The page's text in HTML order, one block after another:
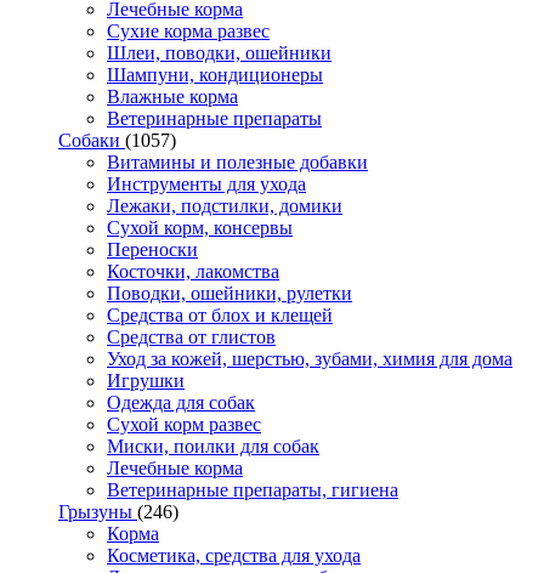
Лечебные корма
Сухие корма развес
Шлеи, поводки, ошейники
Шампуни, кондиционеры
Влажные корма
Ветеринарные препараты
Собаки (1057)
Витамины и полезные добавки
Инструменты для ухода
Лежаки, подстилки, домики
Сухой корм, консервы
Переноски
Косточки, лакомства
Поводки, ошейники, рулетки
Средства от блох и клещей
Средства от глистов
Уход за кожей, шерстью, зубами, химия для дома
Игрушки
Одежда для собак
Сухой корм развес
Миски, поилки для собак
Лечебные корма
Ветеринарные препараты, гигиена
Грызуны (246)
Корма
Косметика, средства для ухода